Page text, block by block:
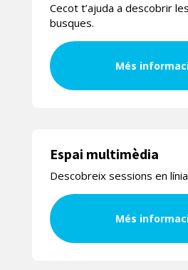
Cecot t’ajuda a descobrir
busques.
Més
Espai multimèdia
Descobreix sessions en
Més